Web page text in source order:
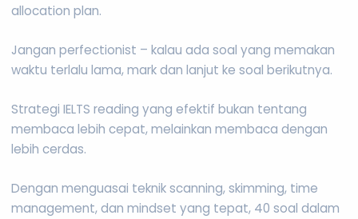
allocation plan.
Jangan perfectionist – kalau ada soal yang memakan
waktu terlalu lama, mark dan lanjut ke soal berikutnya.
Strategi IELTS reading yang efektif bukan tentang
membaca lebih cepat, melainkan membaca dengan
lebih cerdas.
Dengan menguasai teknik scanning, skimming, time
management, dan mindset yang tepat, 40 soal dalam